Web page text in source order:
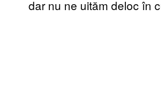
dar nu ne uităm deloc în